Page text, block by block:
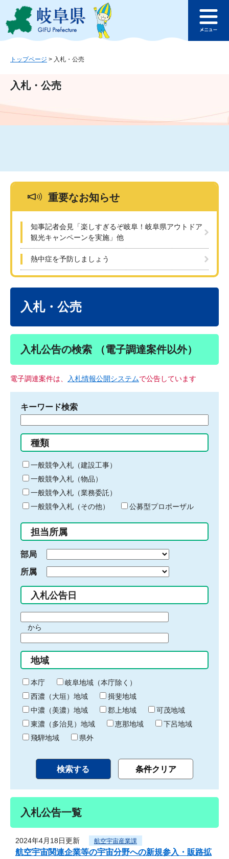
ジ
ュ
文
このページの本文へ
ュ
トップページ > 入札・公売
入札・公売
重要なお知らせ
知事記者会見「楽しすぎるぞ岐阜！岐阜県アウトドア
観光キャンペーンを実施」他
熱中症を予防しましょう
入札・公売
入札公告の検索 （電子調達案件以外）
電子調達案件は、 入札情報公開システムで公告しています
キーワード検索
る
キ
ー
ワ
ー
ド
入
力
種類
一般競争入札（建設工事）
一般競争入札（物品）
一般競争入札（業務委託）
一般競争入札（その他）
公募型プロポーザル
担当所属
部局
所属
入札公告日
間
始
り
から
間
終
わ
り
地域
本庁
岐阜地域（本庁除く）
西濃（大垣）地域
揖斐地域
中濃（美濃）地域
郡上地域
可茂地域
東濃（多治見）地域
恵那地域
下呂地域
飛騨地域
県外
入札公告一覧
2024年4月18日更新 航空宇宙産業課
航空宇宙関連企業等の宇宙分野への新規参入・販路拡